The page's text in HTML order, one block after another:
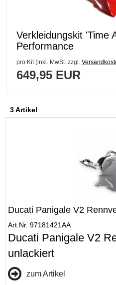
Verkleidungskit 'Time
Performance
pro Kit (inkl. MwSt. zzgl.
649,95 EUR
3 Artikel
Ducati Panigale V2
Art.Nr. 97181421AA
Ducati Panigale V2
unlackiert
zum Artikel